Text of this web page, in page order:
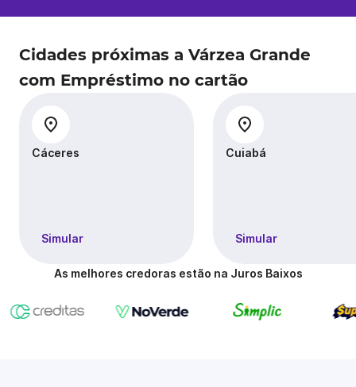
Cidades próximas a Várzea Grande
com Empréstimo no cartão
Cáceres
Simular
Cuiabá
Simular
As melhores credoras estão na Juros Baixos